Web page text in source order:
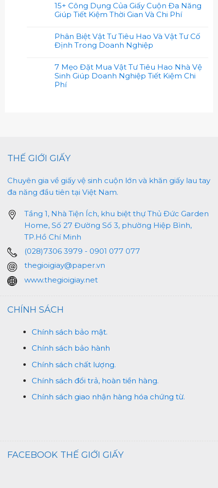
15+ Công Dụng Của Giấy Cuộn Đa Năng
Giúp Tiết Kiệm Thời Gian Và Chi Phí
Phân Biệt Vật Tư Tiêu Hao Và Vật Tư Cố
Định Trong Doanh Nghiệp
7 Mẹo Đặt Mua Vật Tư Tiêu Hao Nhà Vệ
Sinh Giúp Doanh Nghiệp Tiết Kiệm Chi
Phí
THẾ GIỚI GIẤY
Chuyên gia về giấy vệ sinh cuộn lớn và khăn giấy lau tay
đa năng đầu tiên tại Việt Nam.
Tầng 1, Nhà Tiện Ích, khu biệt thự Thủ Đức Garden
Home, Số 27 Đường Số 3, phường Hiệp Bình,
TP.Hồ Chí Minh
(028)7306 3979 - 0901 077 077
thegioigiay@paper.vn
www.thegioigiay.net
CHÍNH SÁCH
Chính sách bảo mật.
Chính sách bảo hành
Chính sách chất lượng.
Chính sách đổi trả, hoàn tiền hàng.
Chính sách giao nhận hàng hóa chứng từ.
FACEBOOK THẾ GIỚI GIẤY